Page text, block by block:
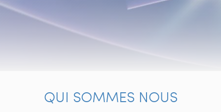
QUI SOMMES NOUS